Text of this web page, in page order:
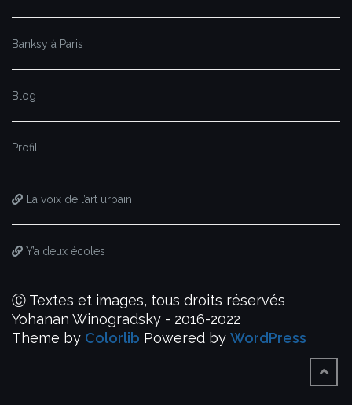
Banksy à Paris
Blog
Profil
La voix de l’art urbain
Y’a deux écoles
Ⓒ Textes et images, tous droits réservés
Yohanan Winogradsky - 2016-2022
Theme by Colorlib Powered by WordPress